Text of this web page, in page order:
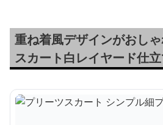
重ね着風デザインがおし
スカート白レイヤード仕